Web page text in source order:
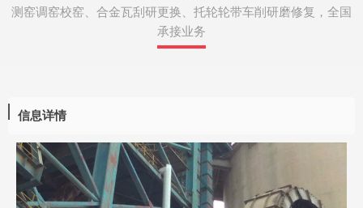
测窑调窑校窑、合金瓦刮研更换、托轮轮带车削研磨修复，全国
承接业务
信息详情